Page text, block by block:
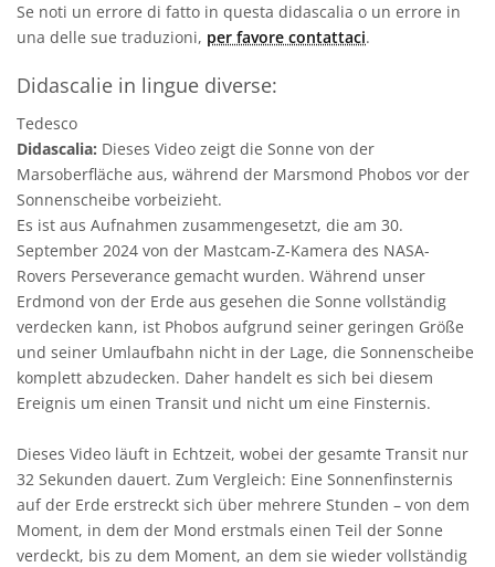
Se noti un errore di fatto in questa didascalia o un errore in
una delle sue traduzioni, per favore contattaci.
Didascalie in lingue diverse:
Tedesco
Didascalia: Dieses Video zeigt die Sonne von der
Marsoberfläche aus, während der Marsmond Phobos vor der
Sonnenscheibe vorbeizieht.
Es ist aus Aufnahmen zusammengesetzt, die am 30.
September 2024 von der Mastcam-Z-Kamera des NASA-
Rovers Perseverance gemacht wurden. Während unser
Erdmond von der Erde aus gesehen die Sonne vollständig
verdecken kann, ist Phobos aufgrund seiner geringen Größe
und seiner Umlaufbahn nicht in der Lage, die Sonnenscheibe
komplett abzudecken. Daher handelt es sich bei diesem
Ereignis um einen Transit und nicht um eine Finsternis.
Dieses Video läuft in Echtzeit, wobei der gesamte Transit nur
32 Sekunden dauert. Zum Vergleich: Eine Sonnenfinsternis
auf der Erde erstreckt sich über mehrere Stunden – von dem
Moment, in dem der Mond erstmals einen Teil der Sonne
verdeckt, bis zu dem Moment, an dem sie wieder vollständig